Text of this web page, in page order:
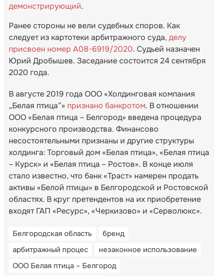
демонстрирующий.
Ранее стороны не вели судебных споров. Как
следует из картотеки арбитражного суда, делу
присвоен номер А08-6919/2020. Судьей назначен
Юрий Дробышев. Заседание состоится 24 сентября
2020 года.
В августе 2019 года ООО «Холдинговая компания
„Белая птица”» признано банкротом. В отношении
ООО «Белая птица – Белгород» введена процедура
конкурсного производства. Финансово
несостоятельными признаны и другие структуры
холдинга: Торговый дом «Белая птица», «Белая птица
– Курск» и «Белая птица – Ростов». В конце июля
стало известно, что банк «Траст» намерен продать
активы «Белой птицы» в Белгородской и Ростовской
областях. В круг претендентов на их приобретение
входят ГАП «Ресурс», «Черкизово» и «Серволюкс».
Белгородская область
бренд
арбитражный процес
незаконное использование
ООО Белая птица – Белгород